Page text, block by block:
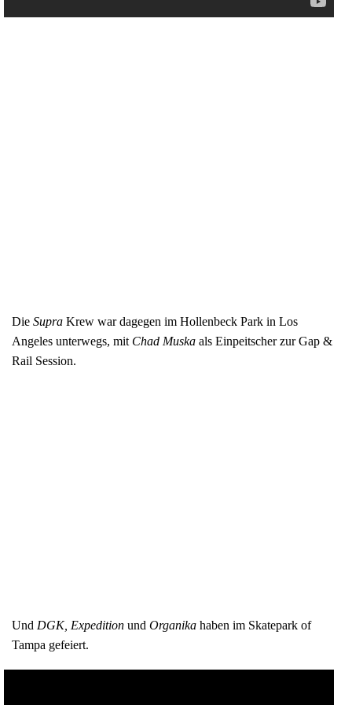
Die Supra Krew war dagegen im Hollenbeck Park in Los
Angeles unterwegs, mit Chad Muska als Einpeitscher zur Gap &
Rail Session.
Und DGK, Expedition und Organika haben im Skatepark of
Tampa gefeiert.